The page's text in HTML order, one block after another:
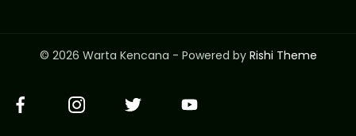
© 2026 Warta Kencana - Powered by Rishi Theme